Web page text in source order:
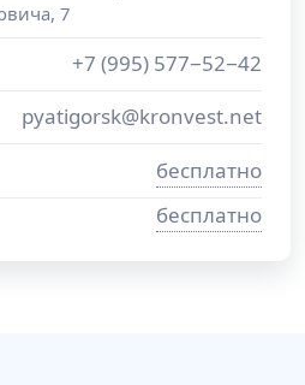
7
+7 (995) 577−52−42
pyatigorsk@kronvest.net
бесплатно
бесплатно